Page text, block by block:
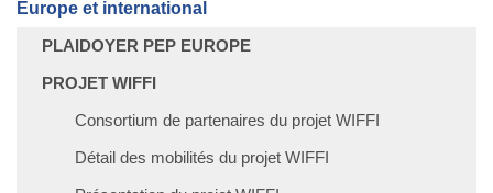
Europe et international
PLAIDOYER PEP EUROPE
PROJET WIFFI
Consortium de partenaires du projet WIFFI
Détail des mobilités du projet WIFFI